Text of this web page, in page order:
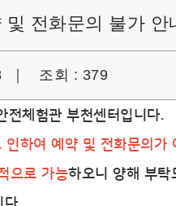
전화문의 불가 안
｜ 조회 : 379
전체험관 부천센터입니다.
하여 예약 및 전화문의가
으로 가능하오니 양해 부탁